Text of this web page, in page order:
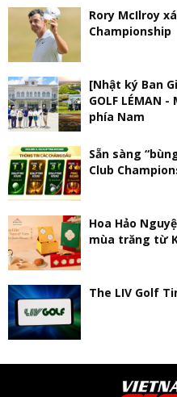
Rory McIlroy
Championship
[Nhật ký Ban
GOLF LÉMAN
phía Nam
Sẵn sàng
Club
Hoa Hảo
mùa trăng từ
The LIV Golf